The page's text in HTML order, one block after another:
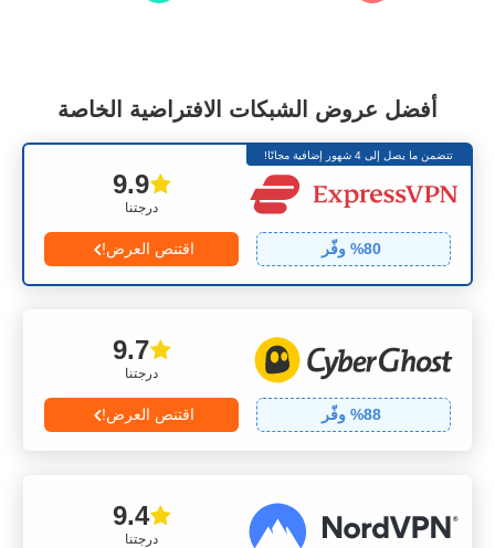
أفضل عروض الشبكات الافتراضية الخاصة
تتضمن ما يصل إلى 4 شهور إضافية مجانًا!
درجتنا
9.9
80% وفّر اقتنص العرض!
درجتنا
9.7
88% وفّر اقتنص العرض!
درجتنا
9.4